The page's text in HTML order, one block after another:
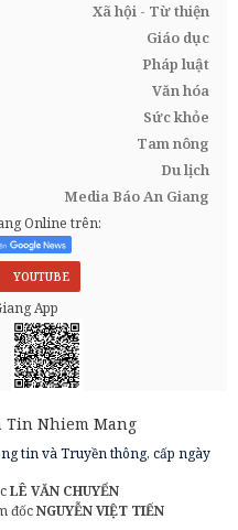
Xã hội - Từ thiện
Giáo dục
Pháp luật
Văn hóa
Sức khỏe
Tam nông
Du lịch
Media Báo An Giang
Online trên:
YOUTUBE
App
tin và Truyền thông, cấp ngày
LÊ VĂN CHUYỂN
đốcNGUYỄN VIỆT TIẾN